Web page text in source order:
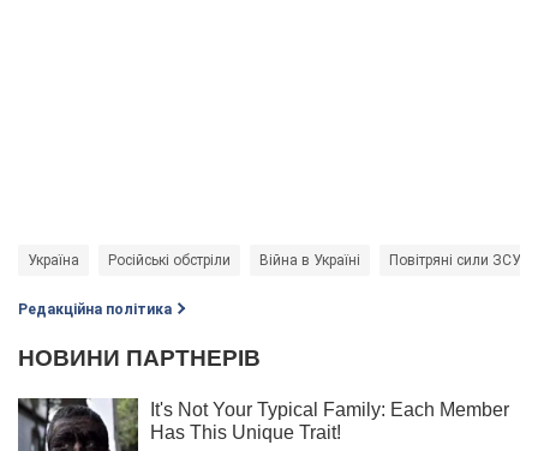
Україна Російські обстріли Війна в Україні Повітряні сили ЗСУ
Редакційна політика